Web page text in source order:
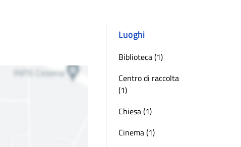
Luoghi
Biblioteca (1)
Centro di raccolta
(1)
Chiesa (1)
Cinema (1)